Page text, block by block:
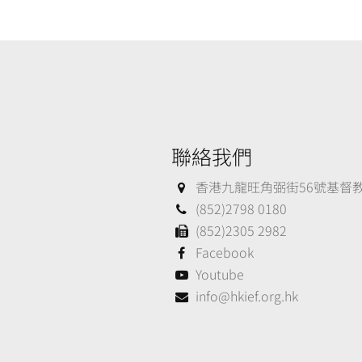
聯絡我們
香港九龍旺角弼街56號基督
(852)2798 0180
(852)2305 2982
Facebook
Youtube
info@hkief.org.hk